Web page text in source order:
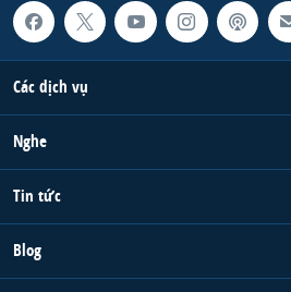
Các dịch vụ
Nghe
Tin tức
Blog